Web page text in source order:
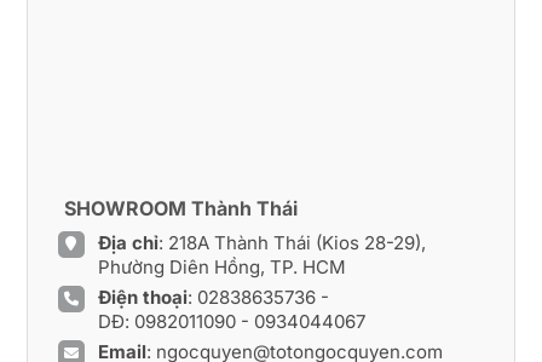
SHOWROOM Thành Thái
Địa chỉ: 218A Thành Thái (Kios 28-29),
Phường Diên Hồng, TP. HCM
Điện thoại: 02838635736 -
DĐ: 0982011090- 0934044067
Email: ngocquyen@totongocquyen.com